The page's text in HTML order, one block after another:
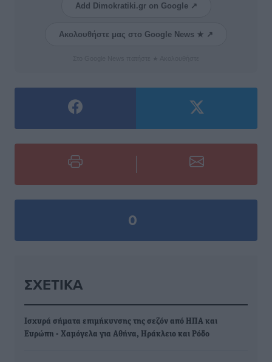
Add Dimokratiki.gr on Google ↗
Ακολουθήστε μας στο Google News ★ ↗
0
ΣΧΕΤΙΚΆ
Ισχυρά σήματα επιμήκυνσης της σεζόν από ΗΠΑ και
Ευρώπη - Χαμόγελα για Αθήνα, Ηράκλειο και Ρόδο